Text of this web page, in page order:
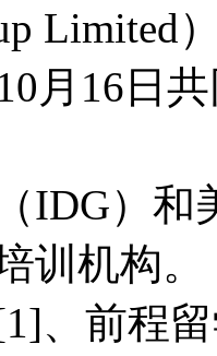
Limited
月16日
IDG）
训机构。
、前程